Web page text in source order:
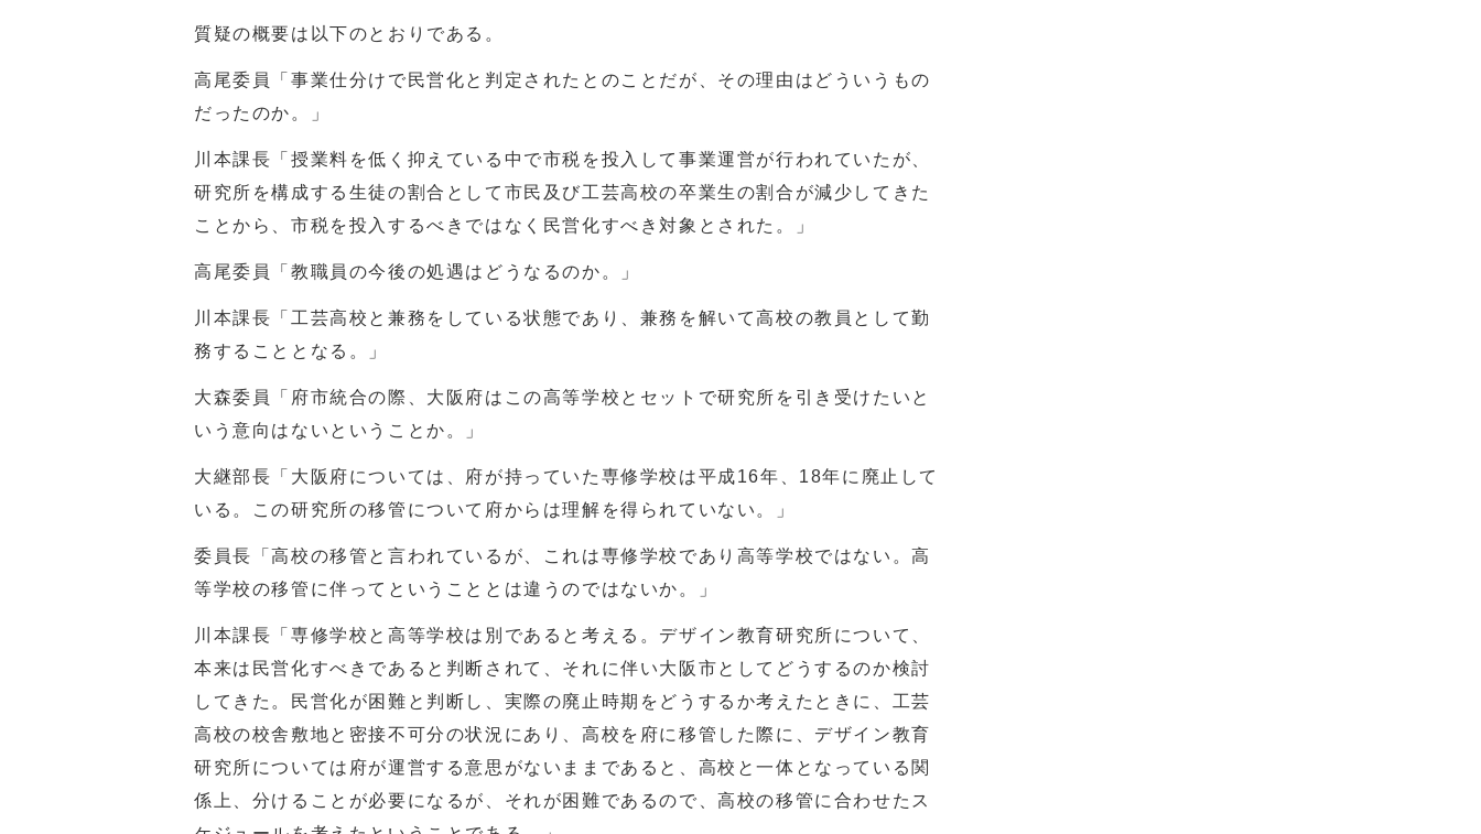
質疑の概要は以下のとおりである。
高尾委員「事業仕分けで民営化と判定されたとのことだが、その理由はどういうもの
だったのか。」
川本課長「授業料を低く抑えている中で市税を投入して事業運営が行われていたが、
研究所を構成する生徒の割合として市民及び工芸高校の卒業生の割合が減少してきた
ことから、市税を投入するべきではなく民営化すべき対象とされた。」
高尾委員「教職員の今後の処遇はどうなるのか。」
川本課長「工芸高校と兼務をしている状態であり、兼務を解いて高校の教員として勤
務することとなる。」
大森委員「府市統合の際、大阪府はこの高等学校とセットで研究所を引き受けたいと
いう意向はないということか。」
大継部長「大阪府については、府が持っていた専修学校は平成16年、 18年に廃止して
いる。この研究所の移管について府からは理解を得られていない。」
委員長「高校の移管と言われているが、これは専修学校であり高等学校ではない。高
等学校の移管に伴ってということとは違うのではないか。」
川本課長「専修学校と高等学校は別であると考える。デザイン教育研究所について、
本来は民営化すべきであると判断されて、それに伴い大阪市としてどうするのか検討
してきた。民営化が困難と判断し、実際の廃止時期をどうするか考えたときに、工芸
高校の校舎敷地と密接不可分の状況にあり、高校を府に移管した際に、デザイン教育
研究所については府が運営する意思がないままであると、高校と一体となっている関
係上、分けることが必要になるが、それが困難であるので、高校の移管に合わせたス